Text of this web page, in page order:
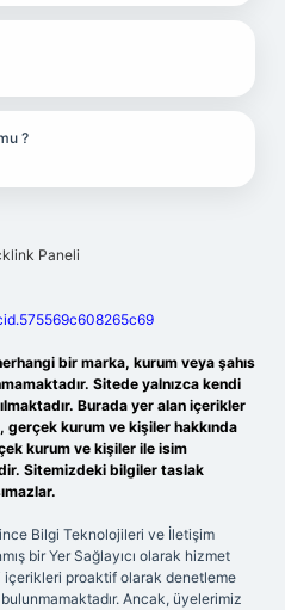
?
bir marka, kurum veya şahıs
Sitede yalnızca kendi
Burada yer alan içerikler
kurum ve kişiler hakkında
kurum ve kişiler ile isim
Sitemizdeki bilgiler taslak
Bilgi Teknolojileri ve İletişim
bir Yer Sağlayıcı olarak hizmet
proaktif olarak denetleme
Ancak, üyelerimiz